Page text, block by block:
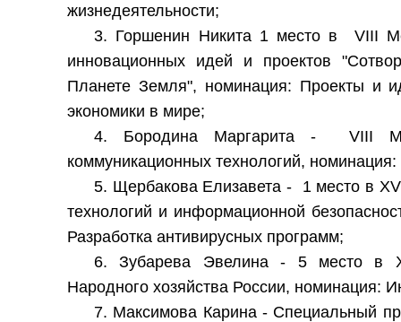
жизнедеятельности;
3. Горшенин Никита 1 место в VIII
инновационных идей и проектов
Планете Земля", номинация: Проекты и
экономики в мире;
4. Бородина Маргарита - VIII
коммуникационных технологий,
5. Щербакова Елизавета - 1 место в
технологий и информационной
Разработка антивирусных программ;
6. Зубарева Эвелина - 5 место в
Народного хозяйства России, номинация:
7. Максимова Карина - Специальный